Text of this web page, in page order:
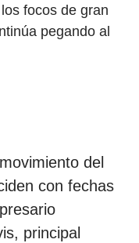
focos de gran
pegando al
del
con fechas
principal